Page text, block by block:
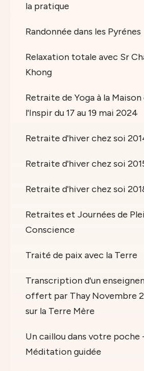
la pratique
Randonnée dans les Pyrénes
Relaxation totale avec Sr
Khong
Retraite de Yoga à la Maison
l'Inspir du 17 au 19 mai 2024
Retraite d'hiver chez soi
Retraite d'hiver chez soi
Retraite d'hiver chez soi
Retraites et Journées de
Conscience
Traité de paix avec la Terre
Transcription d'un
offert par Thay Novembre
sur la Terre Mère
Un caillou dans votre poche
Méditation guidée